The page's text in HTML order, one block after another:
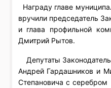
Награду главе
вручили председатель
и глава профильной
Дмитрий Рытов.
Депутаты
Андрей Гардашников и
Степановича с